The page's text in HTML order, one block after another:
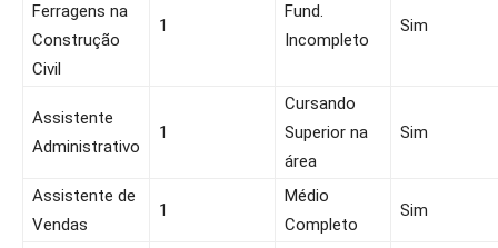
Ferragens na
Construção
Civil
1
Fund.
Incompleto
Sim
Assistente
Administrativo
1
Cursando
Superior na
área
Sim
Assistente de
Vendas
1
Médio
Completo
Sim